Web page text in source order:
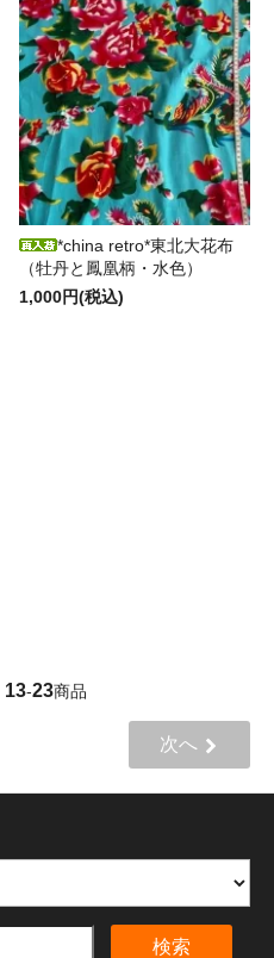
*china retro*東北大花布
（牡丹と鳳凰柄・水色）
1,000円(税込)
13-23商品
次へ
検索